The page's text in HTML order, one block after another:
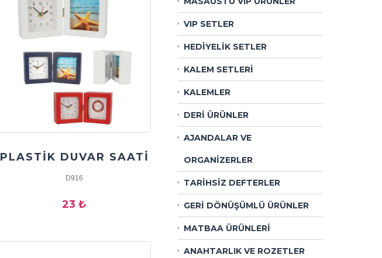
PLASTİK DUVAR SAATİ
D916
23 ₺
VIP SETLER
HEDİYELİK SETLER
KALEM SETLERİ
KALEMLER
DERİ ÜRÜNLER
AJANDALAR VE
ORGANİZERLER
TARİHSİZ DEFTERLER
GERİ DÖNÜŞÜMLÜ ÜRÜNLER
MATBAA ÜRÜNLERİ
ANAHTARLIK VE ROZETLER